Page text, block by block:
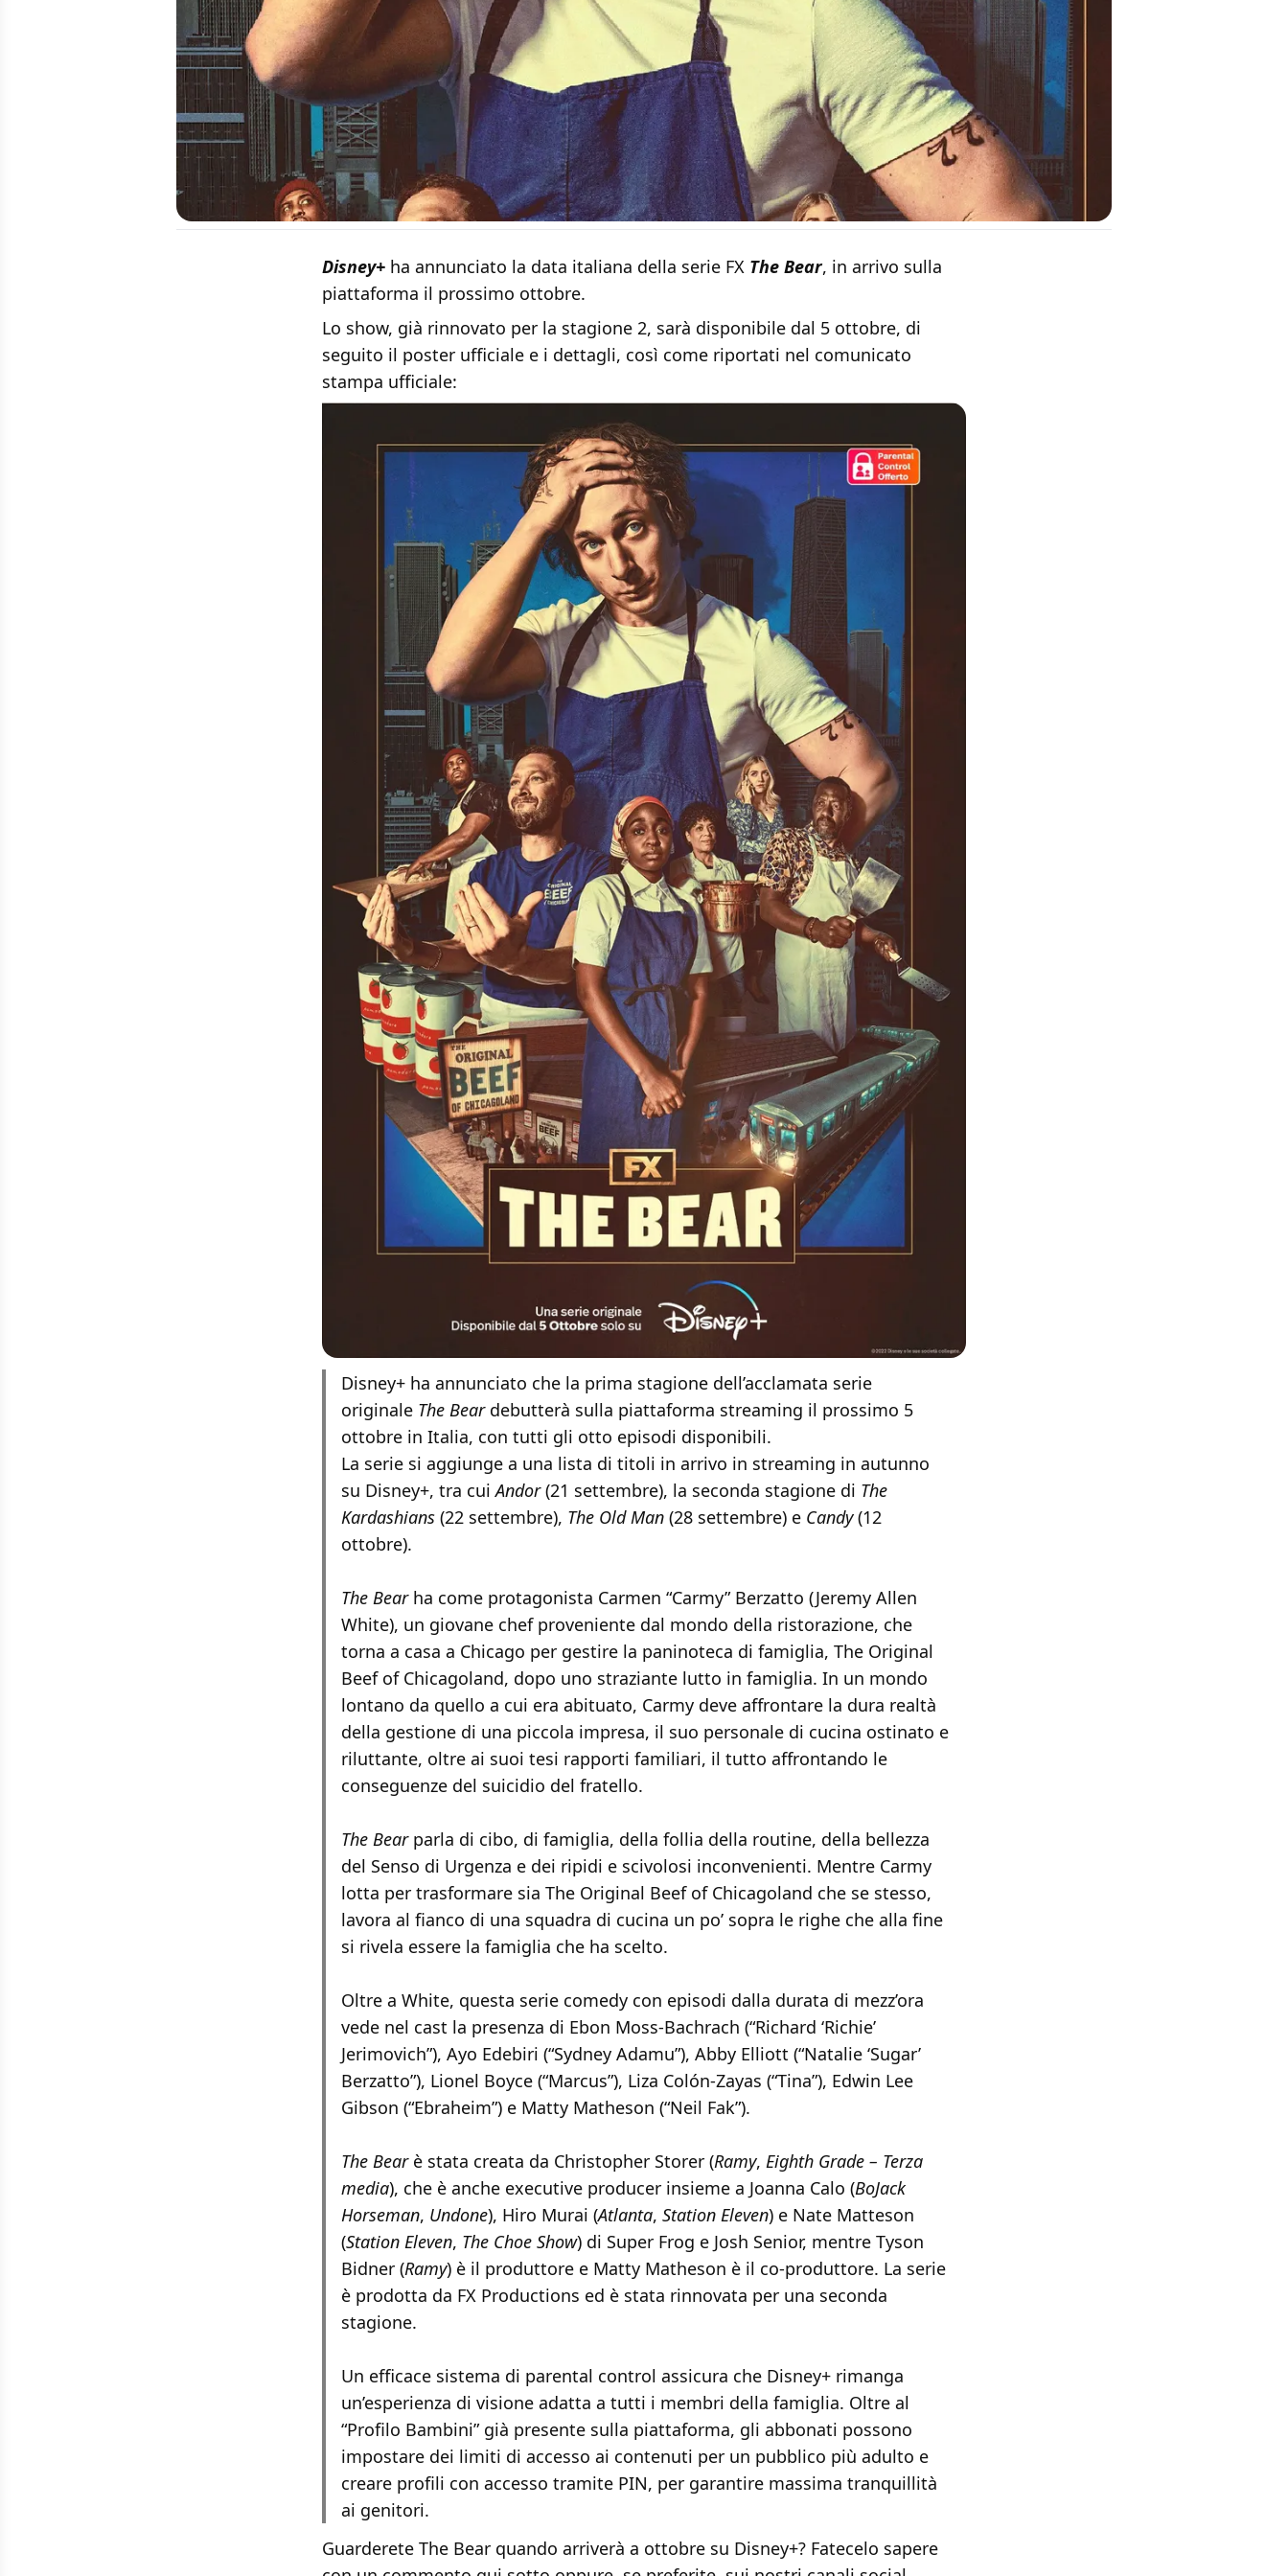
Disney+ ha annunciato la data italiana della serie FX The Bear, in arrivo sulla
piattaforma il prossimo ottobre.
Lo show, già rinnovato per la stagione 2, sarà disponibile dal 5 ottobre, di
seguito il poster ufficiale e i dettagli, così come riportati nel comunicato
stampa ufficiale:
Disney+ ha annunciato che la prima stagione dell’acclamata serie
originale The Beardebutterà sulla piattaforma streaming il prossimo 5
ottobre in Italia, con tutti gli otto episodi disponibili.
La serie si aggiunge a una lista di titoli in arrivo in streaming in autunno
su Disney+, tra cuiAndor(21 settembre), la seconda stagione di The
Kardashians (22 settembre), The Old Man (28 settembre) e Candy(12
ottobre).
The Bearha come protagonista Carmen “Carmy” Berzatto (Jeremy Allen
White), un giovane chef proveniente dal mondo della ristorazione, che
torna a casa a Chicago per gestire la paninoteca di famiglia, The Original
Beef of Chicagoland, dopo uno straziante lutto in famiglia. In un mondo
lontano da quello a cui era abituato, Carmy deve affrontare la dura realtà
della gestione di una piccola impresa, il suo personale di cucina ostinato e
riluttante, oltre ai suoi tesi rapporti familiari, il tutto affrontando le
conseguenze del suicidio del fratello.
The Bearparla di cibo, di famiglia, della follia della routine, della bellezza
del Senso di Urgenza e dei ripidi e scivolosi inconvenienti. Mentre Carmy
lotta per trasformare sia The Original Beef of Chicagoland che se stesso,
lavora al fianco di una squadra di cucina un po’ sopra le righe che alla fine
si rivela essere la famiglia che ha scelto.
Oltre a White, questa serie comedy con episodi dalla durata di mezz’ora
vede nel cast la presenza di Ebon Moss-Bachrach (“Richard ‘Richie’
Jerimovich”), Ayo Edebiri (“Sydney Adamu”), Abby Elliott (“Natalie ‘Sugar’
Berzatto”), Lionel Boyce (“Marcus”), Liza Colón-Zayas (“Tina”), Edwin Lee
Gibson (“Ebraheim”) e Matty Matheson (“Neil Fak”).
The Bearè stata creata da Christopher Storer (Ramy, Eighth Grade – Terza
media), che è anche executive producer insieme a Joanna Calo (BoJack
Horseman, Undone), Hiro Murai (Atlanta, Station Eleven) e Nate Matteson
(Station Eleven, The Choe Show) di Super Frog e Josh Senior, mentre Tyson
Bidner (Ramy) è il produttore e Matty Matheson è il co-produttore. La serie
è prodotta da FX Productions ed è stata rinnovata per una seconda
stagione.
Un efficace sistema di parental control assicura che Disney+ rimanga
un’esperienza di visione adatta a tutti i membri della famiglia. Oltre al
“Profilo Bambini” già presente sulla piattaforma, gli abbonati possono
impostare dei limiti di accesso ai contenuti per un pubblico più adulto e
creare profili con accesso tramite PIN, per garantire massima tranquillità
ai genitori.
Guarderete The Bear quando arriverà a ottobre su Disney+? Fatecelo sapere